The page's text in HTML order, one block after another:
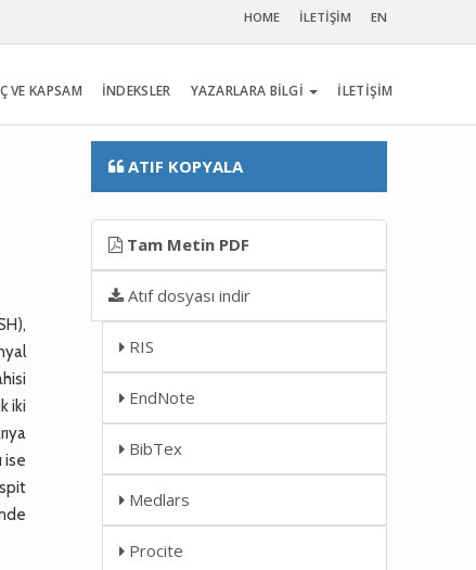
HOME İLETİŞİM EN
VE KAPSAM İNDEKSLER YAZARLARA BİLGİ İLETİŞİM
iki
ise
ATIF KOPYALA
Tam Metin PDF
Atıf dosyası indir
RIS
EndNote
BibTex
Medlars
Procite